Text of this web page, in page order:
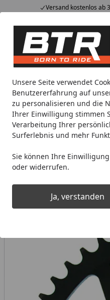
Unsere Seite verwendet
Benutzererfahrung auf
zu personalisieren und die
Ihrer Einwilligung stimmen
Verarbeitung Ihrer
Surferlebnis und mehr
Sie können Ihre
oder widerrufen.
Ja, verstanden
Versand kostenlos ab
Hotline07051 / 9 222 5959
Mi-Fr. 8-12 Uhr
Alle Produkte
Alle ProdukteMarken
Motorradteile &
Noch 16 Stunden und 41
Motorradteile &